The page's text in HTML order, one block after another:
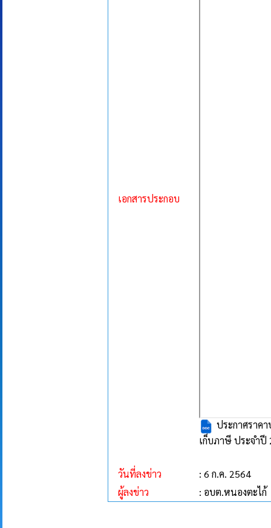
เอกสารประกอบ
ประกาศราค
เก็บภาษี ประจำปี
วันที่ลงข่าว
: 6 ก.ค. 2564
ผู้ลงข่าว
: อบต.หนองตะไก้